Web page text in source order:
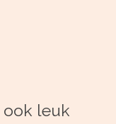
ook leuk